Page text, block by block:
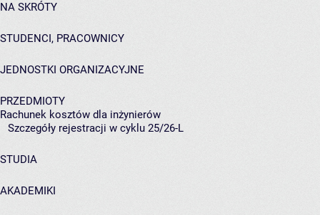
NA SKRÓTY
STUDENCI, PRACOWNICY
JEDNOSTKI ORGANIZACYJNE
PRZEDMIOTY
Rachunek kosztów dla inżynierów
Szczegóły rejestracji w cyklu 25/26-L
STUDIA
AKADEMIKI